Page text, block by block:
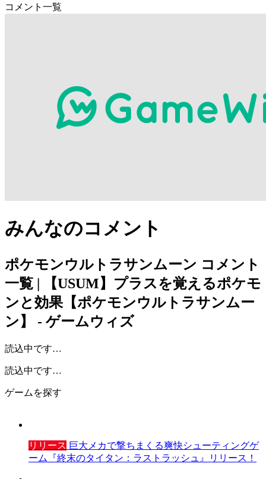
コメント一覧
みんなのコメント
ポケモンウルトラサンムーン コメント
一覧 | 【USUM】プラスを覚えるポケモ
ンと効果【ポケモンウルトラサンムー
ン】 - ゲームウィズ
読込中です…
読込中です…
ゲームを探す
リリース 巨大メカで撃ちまくる爽快シューティングゲ
ーム『終末のタイタン：ラストラッシュ』リリース！